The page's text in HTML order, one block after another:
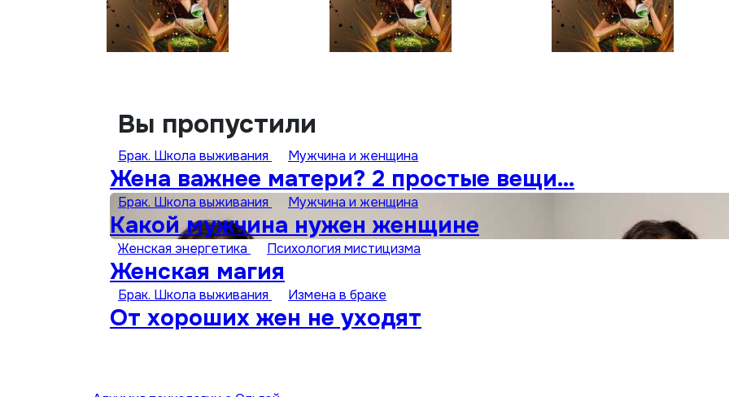
Вы пропустили
Брак. Школа выживания Мужчина и женщина
Жена важнее матери? 2 простые вещи…
Брак. Школа выживания Мужчина и женщина
Какой мужчина нужен женщине
Женская энергетика Психология мистицизма
Женская магия
Брак. Школа выживания Измена в браке
От хороших жен не уходят